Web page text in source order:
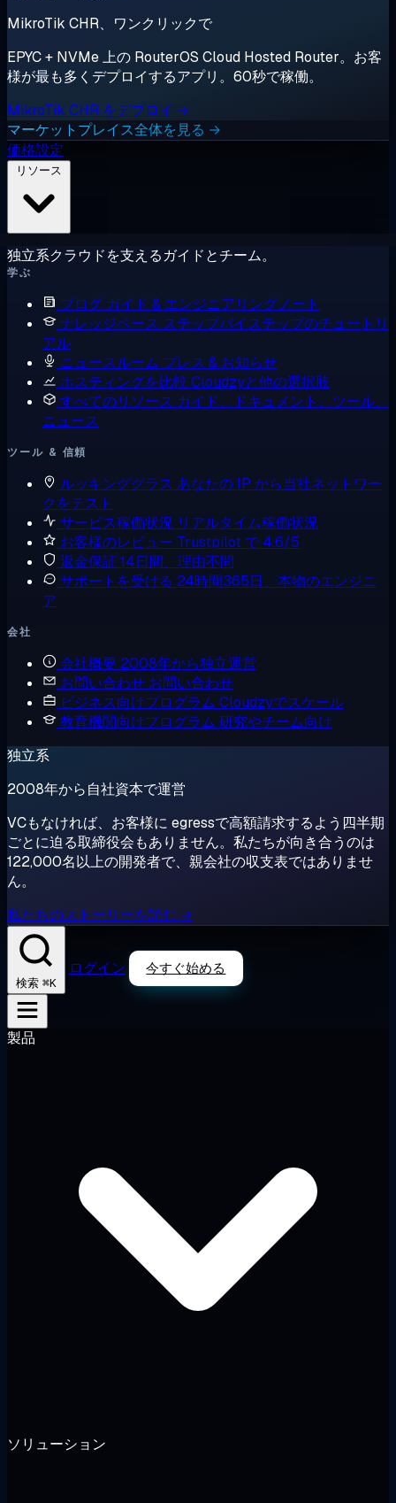
MikroTik CHR、ワンクリックで
EPYC + NVMe 上の RouterOS Cloud Hosted Router。お客
様が最も多くデプロイするアプリ。60秒で稼働。
MikroTik CHR をデプロイ →
マーケットプレイス全体を見る →
価格設定
独立系クラウドを支えるガイドとチーム。
学ぶ
ブログ ガイド & エンジニアリングノート
ナレッジベース ステップバイステップのチュートリ
アル
ニュースルーム プレス & お知らせ
ホスティングを比較 Cloudzyと他の選択肢
すべてのリソース ガイド、ドキュメント、ツール、
ニュース
ツール & 信頼
ルッキンググラス あなたの IP から当社ネットワー
クをテスト
サービス稼働状況 リアルタイム稼働状況
お客様のレビュー Trustpilot で 4.6/5
返金保証 14日間、理由不問
サポートを受ける 24時間365日、本物のエンジニ
ア
会社
会社概要 2008年から独立運営
お問い合わせ お問い合わせ
ビジネス向けプログラム Cloudzyでスケール
教育機関向けプログラム 研究やチーム向け
独立系
2008年から自社資本で運営
VCもなければ、お客様に egressで高額請求するよう四半期
ごとに迫る取締役会もありません。私たちが向き合うのは
122,000名以上の開発者で、親会社の収支表ではありませ
ん。
私たちのストーリーを読む →
検索 ⌘K
ログイン 今すぐ始める
製品
ソリューション